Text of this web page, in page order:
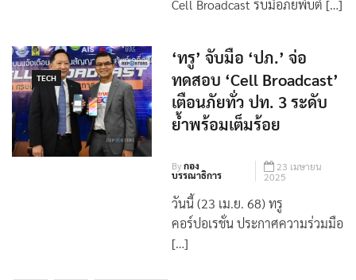
‘ทรู’ จับมือ ‘ปภ.’ จ่อ
ทดสอบ ‘Cell Broadcast’
เตือนภัยทั่ว ปท. 3 ระดับ
ย้ำพร้อมเต็มร้อย
Byกอง
บรรณาธิการ
23 เมษายน
2025
วันนี้ (23 เม.ย. 68) ทรู